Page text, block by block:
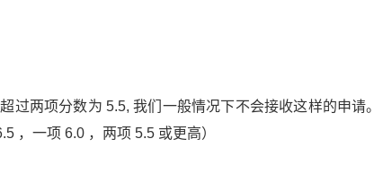
过两项分数为 5.5, 我们一般情况下不会接收这样的申请
，一项 6.0 ，两项 5.5 或更高）